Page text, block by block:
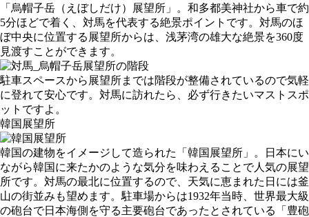
「烏帽子岳（えぼしだけ）展望所」。和多都美神社から車で約
5分ほどで着く、対馬を代表する絶景ポイントです。対馬のほ
ぼ中央に位置する展望所からは、浅茅湾の雄大な絶景を360度
見渡すことができます。
駐車スペースから展望所までは階段が整備されているので気軽
に登れて安心です。対馬に訪れたら、必ず行きたいマストスポ
ットですよ。
韓国展望所
韓国の建物をイメージして造られた「韓国展望所」。日本にい
ながら韓国に来たかのような気分を味わえることで人気の展望
所です。対馬の最北に位置するので、天気に恵まれた日には釜
山の街並みも望めます。駐車場からは1932年当時、世界最大級
の砲台で日本海側を守る主要砲台であったとされている「豊砲